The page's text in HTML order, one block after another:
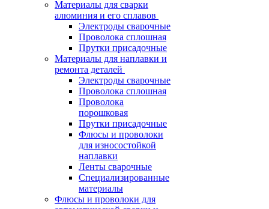
Материалы для сварки
алюминия и его сплавов
Электроды сварочные
Проволока сплошная
Прутки присадочные
Материалы для наплавки и
ремонта деталей
Электроды сварочные
Проволока сплошная
Проволока
порошковая
Прутки присадочные
Флюсы и проволоки
для износостойкой
наплавки
Ленты сварочные
Специализированные
материалы
Флюсы и проволоки для